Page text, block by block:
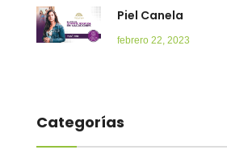
Piel Canela
febrero 22, 2023
Categorías